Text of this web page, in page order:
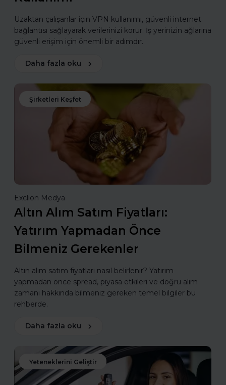
Uzaktan çalışanlar için VPN kullanımı, güvenli internet
bağlantısı sağlayarak verilerinizi korur. İş yerinizin ağlarına
güvenli erişim için önemli bir adımdır.
Daha fazla oku
Şirketleri Keşfet
Exclion Medya
Altın Alım Satım Fiyatları:
Yatırım Yapmadan Önce
Bilmeniz Gerekenler
Altın alım satım fiyatları nasıl belirlenir? Yatırım
yapmadan önce spread, piyasa etkileri ve doğru alım
zamanı hakkında bilmeniz gereken temel bilgiler bu
rehberde.
Daha fazla oku
Yeteneklerini Geliştir